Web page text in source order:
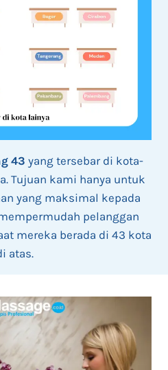
43 yang tersebar di kota-
Tujuan kami hanya untuk
yang maksimal kepada
pelanggan
mereka berada di 43 kota
atas.